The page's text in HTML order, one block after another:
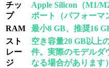
チッ
プ
Apple Silicon（M1/
ポート（パフォーマ
RAM
最小8 GB、推奨16
スト
レー
ジ
空き容量20 GB以上
件。実際のモデルダ
なる場合があります）